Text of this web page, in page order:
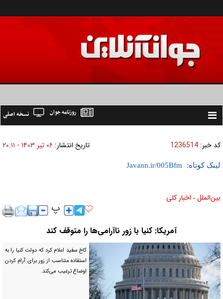
Toggle
نسخه اصلی روزنامه جوان
کد خبر: 1236514 تاریخ انتشار: ۰۶ تير ۱۴۰۳ - ۲۰:۱۱
لینک کوتاه:
بين‌الملل » اخبار كلی
آمریکا: کنیا با زور ناآرامی‌ها را متوقف کند
کاخ سفید اعلام کرد که دولت کنیا را به
استفاده متناسب از زور برای آرام کردن
اوضاع ترغیب می‌کند.